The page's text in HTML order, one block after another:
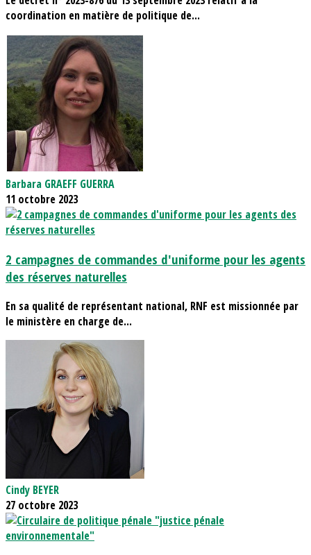
coordination en matière de politique de...
Barbara GRAEFF GUERRA
11 octobre 2023
2 campagnes de commandes d'uniforme pour les agents
des réserves naturelles
En sa qualité de représentant national, RNF est missionnée par
le ministère en charge de...
Cindy BEYER
27 octobre 2023